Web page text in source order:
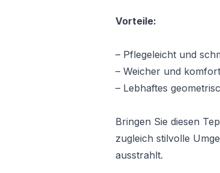
Vorteile:
– Pflegeleicht und
– Weicher und
– Lebhaftes
Bringen Sie diesen
zugleich stilvolle
ausstrahlt.